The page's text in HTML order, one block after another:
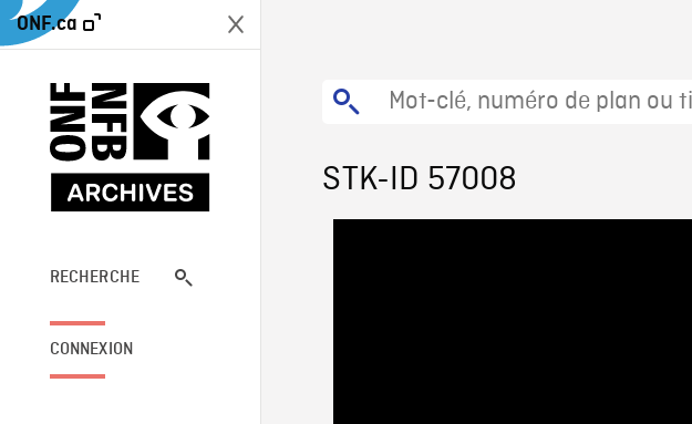
ONF.ca
RECHERCHE
CONNEXION
STK-ID 57008